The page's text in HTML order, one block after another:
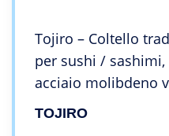
Tojiro – Coltello
per sushi /
acciaio molibdeno
affilata, manico in
TOJIRO